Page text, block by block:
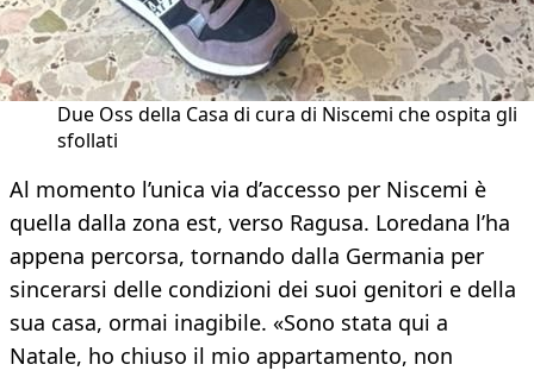
Due Oss della Casa di cura di Niscemi che ospita gli
sfollati
Al momento l’unica via d’accesso per Niscemi è
quella dalla zona est, verso Ragusa. Loredana l’ha
appena percorsa, tornando dalla Germania per
sincerarsi delle condizioni dei suoi genitori e della
sua casa, ormai inagibile. «Sono stata qui a
Natale, ho chiuso il mio appartamento, non